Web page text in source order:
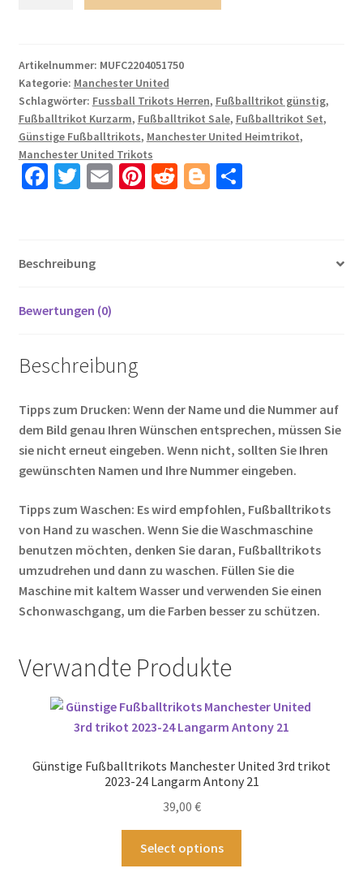
Auswärtstrikot
Herren
Trikot
+
Kurze
Hosen
mit
Menge
Artikelnummer: MUFC2204051750
Kategorie: Manchester United
Schlagwörter: Fussball Trikots Herren, Fußballtrikot günstig,
Fußballtrikot Kurzarm, Fußballtrikot Sale, Fußballtrikot Set,
Günstige Fußballtrikots, Manchester United Heimtrikot,
Manchester United Trikots
Fa
o
k
T
er
E Pi R Bl T
Beschreibung
Bewertungen (0)
Beschreibung
Tipps zum Drucken: Wenn der Name und die Nummer auf
dem Bild genau Ihren Wünschen entsprechen, müssen Sie
sie nicht erneut eingeben. Wenn nicht, sollten Sie Ihren
gewünschten Namen und Ihre Nummer eingeben.
Tipps zum Waschen: Es wird empfohlen, Fußballtrikots
von Hand zu waschen. Wenn Sie die Waschmaschine
benutzen möchten, denken Sie daran, Fußballtrikots
umzudrehen und dann zu waschen. Füllen Sie die
Maschine mit kaltem Wasser und verwenden Sie einen
Schonwaschgang, um die Farben besser zu schützen.
Verwandte Produkte
Günstige Fußballtrikots Manchester United 3rd trikot
2023-24 Langarm Antony 21
39,00 €
Select options